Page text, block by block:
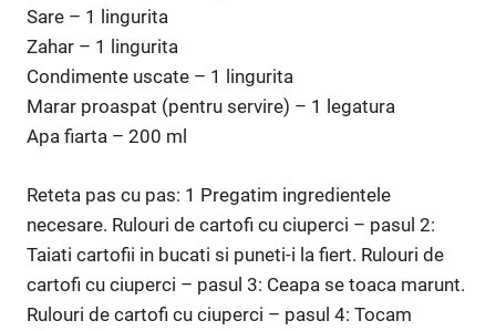
Sare – 1 lingurita
Zahar – 1 lingurita
Condimente uscate – 1 lingurita
Marar proaspat (pentru servire) – 1 legatura
Apa fiarta – 200 ml
Reteta pas cu pas: 1 Pregatim ingredientele
necesare. Rulouri de cartofi cu ciuperci – pasul 2:
Taiati cartofii in bucati si puneti-i la fiert. Rulouri de
cartofi cu ciuperci – pasul 3: Ceapa se toaca marunt.
Rulouri de cartofi cu ciuperci – pasul 4: Tocam